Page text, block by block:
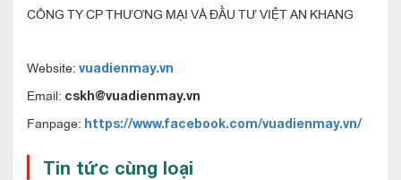
CÔNG TY CP THƯƠNG MẠI VÀ ĐẦU TƯ VIỆT AN KHANG
Website: vuadienmay.vn
Email: cskh@vuadienmay.vn
Fanpage: https://www.facebook.com/vuadienmay.vn/
Tin tức cùng loại